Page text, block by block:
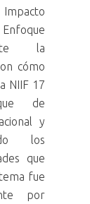
la
cómo
NIIF 17
de
y
los
que
fue
por